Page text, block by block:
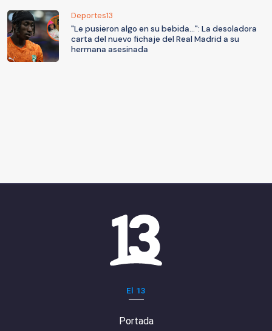
Deportes13
"Le pusieron algo en su bebida...": La desoladora
carta del nuevo fichaje del Real Madrid a su
hermana asesinada
El 13
Portada